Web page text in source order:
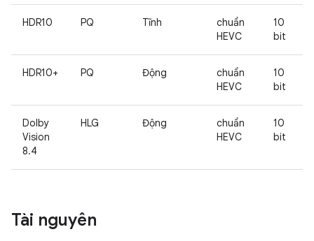
HDR10 PQ Tĩnh
chuẩn
HEVC
10
bit
HDR10+ PQ Động
chuẩn
HEVC
10
bit
Dolby
Vision
8.4
HLG Động
chuẩn
HEVC
10
bit
Tài nguyên